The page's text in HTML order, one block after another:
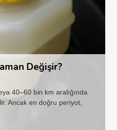
Değişir?
40–60 bin km aralığında
Ancak en doğru periyot,